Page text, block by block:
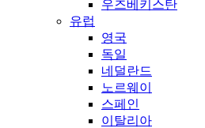
우즈베키스탄
유럽
영국
독일
네덜란드
노르웨이
스페인
이탈리아